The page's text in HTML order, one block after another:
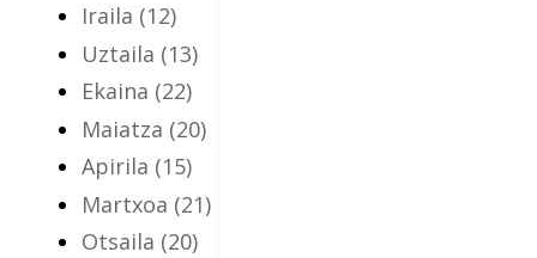
Iraila (12)
Uztaila (13)
Ekaina (22)
Maiatza (20)
Apirila (15)
Martxoa (21)
Otsaila (20)